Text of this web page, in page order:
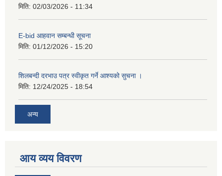
मिति: 02/03/2026 - 11:34
E-bid आहवान सम्बन्धी सूचना
मिति: 01/12/2026 - 15:20
शिलबन्दी दरभाउ पत्र स्वीकृत गर्ने आश्यको सुचना ।
मिति: 12/24/2025 - 18:54
अन्य
आय व्यय विवरण